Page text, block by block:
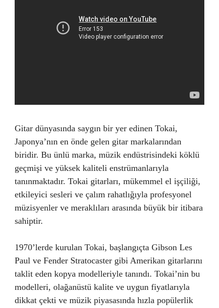
Gitar dünyasında saygın bir yer edinen Tokai,
Japonya’nın en önde gelen gitar markalarından
biridir. Bu ünlü marka, müzik endüstrisindeki köklü
geçmişi ve yüksek kaliteli enstrümanlarıyla
tanınmaktadır. Tokai gitarları, mükemmel el işçiliği,
etkileyici sesleri ve çalım rahatlığıyla profesyonel
müzisyenler ve meraklıları arasında büyük bir itibara
sahiptir.
1970’lerde kurulan Tokai, başlangıçta Gibson Les
Paul ve Fender Stratocaster gibi Amerikan gitarlarını
taklit eden kopya modelleriyle tanındı. Tokai’nin bu
modelleri, olağanüstü kalite ve uygun fiyatlarıyla
dikkat çekti ve müzik piyasasında hızla popülerlik